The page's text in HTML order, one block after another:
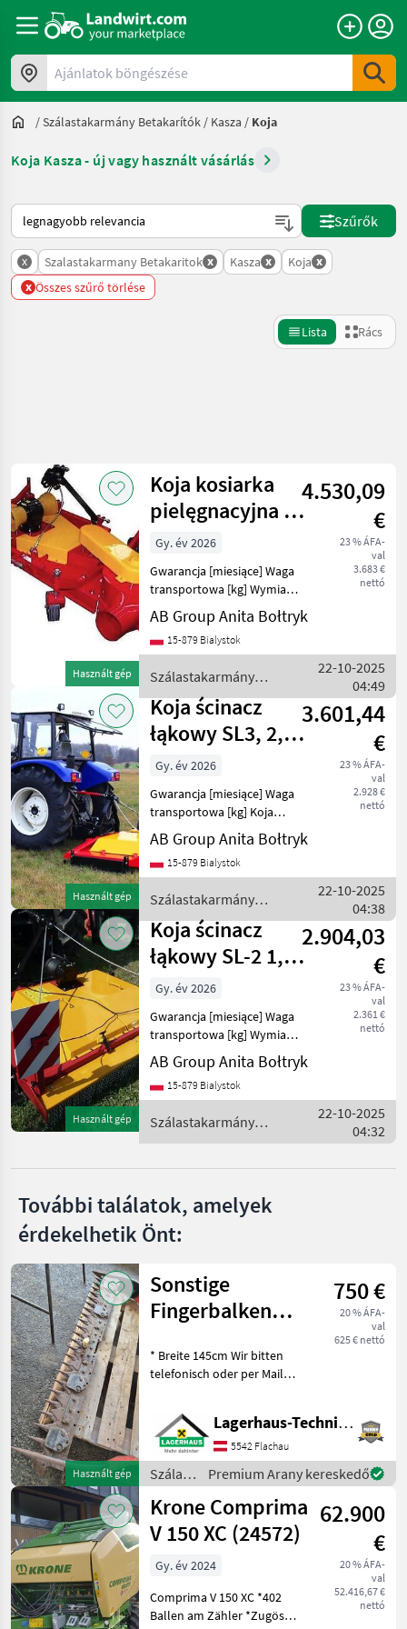
Ajánlatok böngészése
/Szálastakarmány Betakarítók / Kasza / Koja
Koja Kasza - új vagy használt vásárlás
Így van sorba rendezve a Landwirt.com-on
Szűrők
x Szalastakarmany Betakaritok x Kasza x Koja x
x Összes szűrő törlése
Lista Rács
Kategória 4 Ország Szűrők
AKTUÁLIS
ÚTVONAL
Mezőgazdasági
gépek/eszközök
Szalastakarmany
Betakaritok
KATEGÓRIA
KIVÁLASZTÁSA
Koja
Pöttinger
Krone
Kuhn
Claas
Vicon
Mind a 49
megjelenítése
MARKETPLACE
Marketplace
Kereskedői
ajánlatok
Apróhirdetések
Visszaállítás
3 eredmény
megjelenítése
Használt gép
Koja kosiarka
pielęgnacyjna z
turbiną KP-3
4.530,09
€
23 % ÁFA-
val
3.683 €
nettó
Gy. év 2026
Gwarancja [miesiące] Waga
transportowa [kg] Wymiary
transportowe (DxSxW) Koja
kosiarka pielęgnacyjna z
turbiną KP-3 -liczba
podłączenie przód-ty
AB Group Anita Bołtryk
15-879 Bialystok
Szálastakarmány
betakarítók / Koja
22-10-2025
04:49
Használt gép
Koja ścinacz
łąkowy SL3, 2,75
m
3.601,44
€
23 % ÁFA-
val
2.928 €
nettó
Gy. év 2026
Gwarancja [miesiące] Waga
transportowa [kg] Koja
ścinacz łąkowy SL3, 2, 75 m
- szerokość robocza 2, 75 m
- Liczba wirników - 3 szt. -
szt.
AB Group Anita Bołtryk
15-879 Bialystok
Szálastakarmány
betakarítók / Koja
22-10-2025
04:38
Használt gép
Koja ścinacz
łąkowy SL-2 1,85
m
2.904,03
€
23 % ÁFA-
val
2.361 €
nettó
Gy. év 2026
Gwarancja [miesiące] Waga
transportowa [kg] Wymiary
transportowe (DxSxW) Koja
ścinacz łąkowy SL-2 1, 85 m
- Rozdrabnia chwasty,
- Szerok
AB Group Anita Bołtryk
15-879 Bialystok
Szálastakarmány
betakarítók / Koja
22-10-2025
04:32
További találatok, amelyek
érdekelhetik Önt:
Használt gép
Sonstige
Fingerbalken
750 €
20 % ÁFA-
val
625 € nettó
* Breite 145cm Wir bitten
telefonisch oder per Mail
ausreichend Zeit für die
Beratung und eventuell
einer Probefahrt für Sie zu
re
Lagerhaus-Technik Flachau
5542 Flachau
Szálastakarmány
betakarítók
/
Sonstige
Premium Arany kereskedő
Krone Comprima
V 150 XC (24572)
62.900
€
20 % ÁFA-
val
52.416,67 €
nettó
Gy. év 2024
Comprima V 150 XC *402
Ballen am Zähler *Zugöse